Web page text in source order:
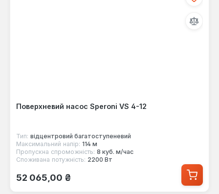
Поверхневий насос Speroni VS 4-12
Тип: відцентровий багатоступеневий
Максимальний напір: 114 м
Пропускна спроможність: 8 куб. м/час
Споживана потужність: 2200 Вт
Звичайна ціна:
52 065,00 ₴